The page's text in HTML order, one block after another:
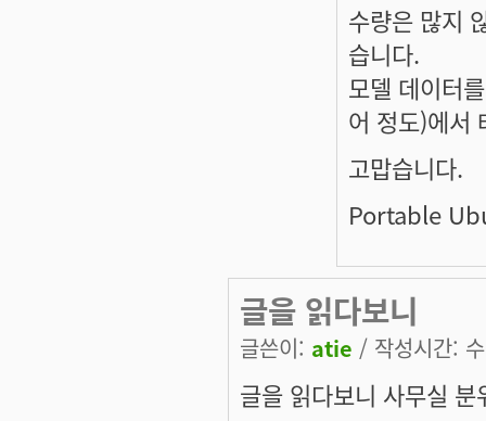
수량은 많지
습니다.
모델 데이터
어 정도)에서
고맙습니다.
Portable
글을 읽다보니
글쓴이: atie / 작성시간:
글을 읽다보니 사무실